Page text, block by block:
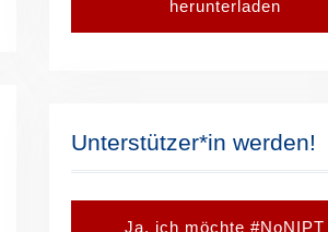
herunterladen
Unterstützer*in werden!
Ja, ich möchte #NoNIPT